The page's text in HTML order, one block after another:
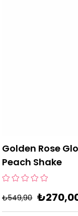
Golden Rose
Peach Shake
₺549,90